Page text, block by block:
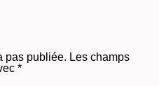
pas publiée. Les champs
*